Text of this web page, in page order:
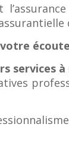
écoute
services